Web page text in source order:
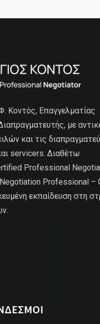
Κοντός, Επαγγελματίας
με
και τις
servicers. Διαθέτω
Professional
Professional –
εκπαίδευση στη